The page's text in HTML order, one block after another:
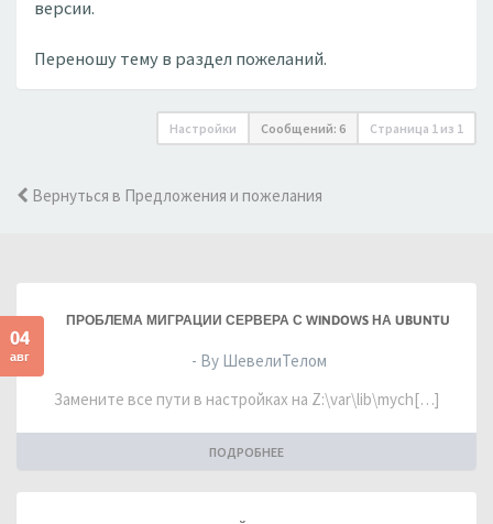
версии.
Переношу тему в раздел пожеланий.
Настройки Сообщений: 6 Страница 1 из 1
Вернуться в Предложения и пожелания
04
авг
ПРОБЛЕМА МИГРАЦИИ СЕРВЕРА С WINDOWS НА UBUNTU
- By ШевелиТелом
Замените все пути в настройках на Z:\var\lib\mych[…]
ПОДРОБНЕЕ